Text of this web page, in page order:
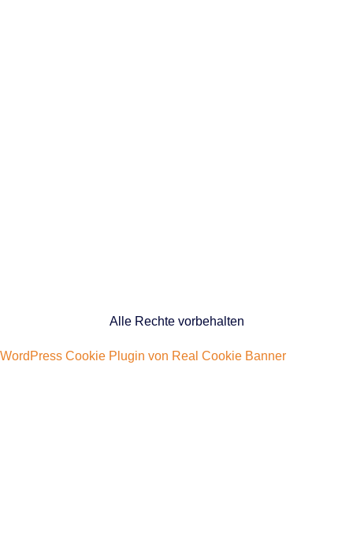
Alle Rechte vorbehalten
WordPress Cookie Plugin von Real Cookie Banner